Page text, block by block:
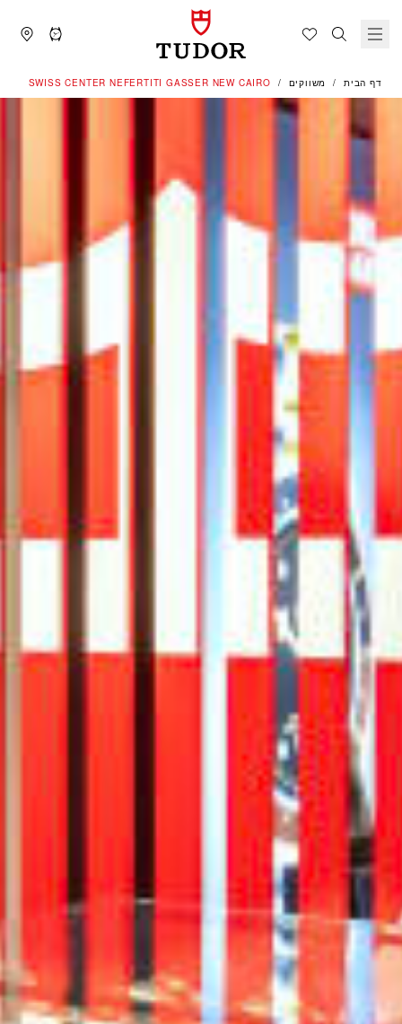
דף הבית משווקים ‭SWISS CENTER NEFERTITI GASSER NEW CAIRO‬